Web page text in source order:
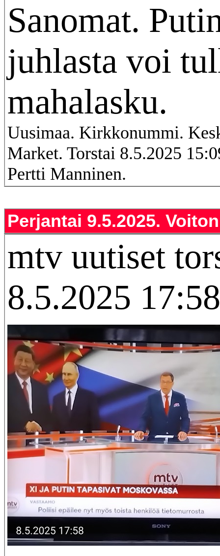
Sanomat.
juhlasta voi
mahalasku.
Uusimaa. Kirkkonummi.
Market. Torstai 8.5.2025
Pertti Manninen.
Perjantai 9.5.2025.
mtv uutiset
8.5.2025